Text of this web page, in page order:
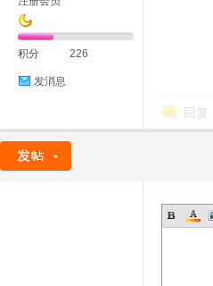
积分 226
发消息
回复